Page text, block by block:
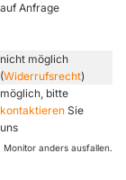
auf Anfrage
nicht möglich
(Widerrufsrecht)
möglich, bitte
kontaktieren Sie
uns
anders ausfallen.